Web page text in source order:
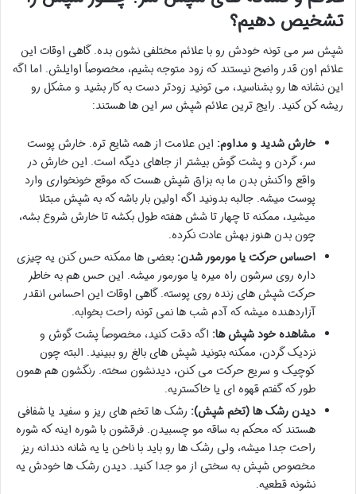
تشخیص دهیم؟
شپش سر می تونه خودش رو با علائم مختلفی نشون بده. گاهی اوقات این
علائم اون قدر واضح نیستند که زود متوجه بشیم، مخصوصاً اوایلش. اما اگه
این نشانه ها رو بشناسید، می تونید زودتر دست به کار بشید و مشکل رو
ریشه کن کنید. رایج ترین علائم شپش سر این ها هستند:
خارش شدید و مداوم: این علامت از همه شایع تره. خارش پوست
سر، گردن و پشت گوش بیشتر از جاهای دیگه است. این خارش در
واقع واکنش بدن ما به بزاق شپش هست که موقع خونخواری وارد
پوست میشه. جالبه بدونید اگه اولین بار باشه که به شپش مبتلا
میشید، ممکنه تا چهار تا شش هفته طول بکشه تا خارش شروع بشه،
چون بدن هنوز بهش عادت نکرده.
احساس حرکت یا مورمور شدن: بعضی ها ممکنه حس کنن یه چیزی
داره روی سرشون راه میره یا مورمور میشه. این حس هم به خاطر
حرکت شپش های زنده روی پوسته. گاهی اوقات این احساس انقدر
آزاردهنده میشه که آدم شب ها نمی تونه راحت بخوابه.
مشاهده خود شپش ها: اگه دقت کنید، مخصوصاً پشت گوش و
نزدیک گردن، ممکنه بتونید شپش های بالغ رو ببینید. البته چون
کوچیک و سریع حرکت می کنن، دیدنشون سخته. رنگشون هم همون
طور که گفتم قهوه ای یا خاکستریه.
دیدن رشک ها (تخم شپش): رشک ها تخم های ریز و سفید یا شفافی
هستند که محکم به ساقه مو چسبیدن. فرقشون با شوره اینه که شوره
راحت جدا میشه، ولی رشک ها رو باید با ناخن یا یه شانه دندانه ریز
مخصوص شپش به سختی از مو جدا کنید. دیدن رشک ها خودش یه
نشونه قطعیه.